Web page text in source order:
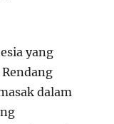
yang
dalam